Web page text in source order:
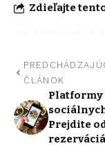
Zdieľajte
ČLÁNOK
Platformy
Prejdite